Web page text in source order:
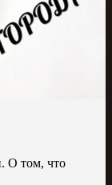
О том, что